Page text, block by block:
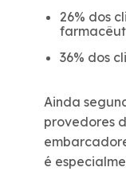
26% dos
36% dos
Ainda
provedores
é